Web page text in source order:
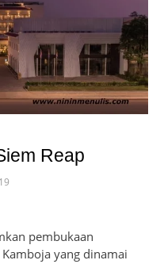
Reap
pembukaan
yang dinamai